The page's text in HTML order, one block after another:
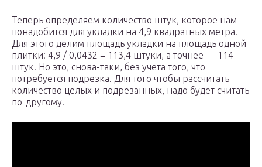
Теперь определяем количество штук, которое нам
понадобится для укладки на 4,9 квадратных метра.
Для этого делим площадь укладки на площадь одной
плитки: 4,9 / 0,0432 = 113,4 штуки, а точнее — 114
штук. Но это, снова-таки, без учета того, что
потребуется подрезка. Для того чтобы рассчитать
количество целых и подрезанных, надо будет считать
по-другому.